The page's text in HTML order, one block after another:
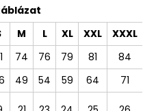
M L XL XXL
XXXL
74 76 79 81
84
49 54 59 64
71